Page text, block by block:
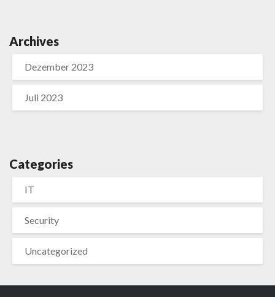
Archives
Dezember 2023
Juli 2023
Categories
IT
Security
Uncategorized